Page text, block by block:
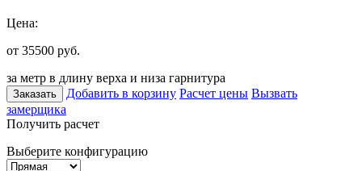
Цена:
от 35500 руб.
за метр в длину верха и низа гарнитура
Заказать Добавить в корзину Расчет цены Вызвать
замерщика
Получить расчет
Выберите конфигурацию